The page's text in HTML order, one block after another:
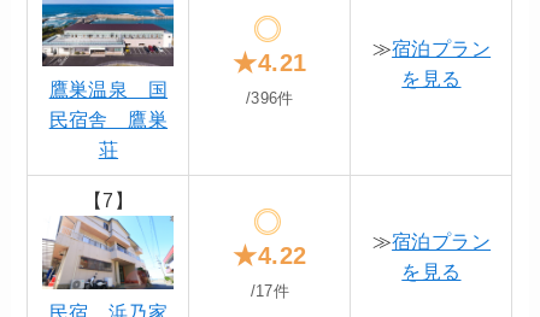
鷹巣温泉 国
民宿舎 鷹巣
荘
★4.21
/396件
≫宿泊プラン
を見る
【7】
民宿 浜乃家
★4.22
/17件
≫宿泊プラン
を見る